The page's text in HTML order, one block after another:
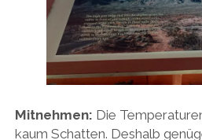
Mitnehmen: Die
kaum Schatten. Deshalb